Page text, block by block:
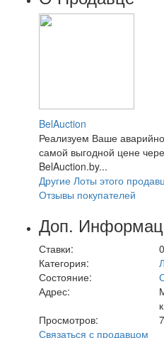
BelAuction
Реализуем Ваше
самой выгодной цене
BelAuction.by...
Другие Лоты этого
Отзывы покупателей
Доп.
Ставки:
0
Категория:
Состояние:
Адрес:
Просмотров:
Связаться с продавцом